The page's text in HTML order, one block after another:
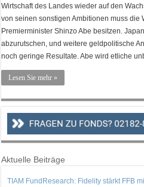
Wirtschaft des Landes wieder auf den
von seinen sonstigen Ambitionen muss die
Premierminister Shinzo Abe besitzen.
abzurutschen, und weitere geldpolitische
noch geringe Resultate. Abe wird etliche
Lesen Sie mehr »
Aktuelle Beiträge
TIAM FundResearch: Fidelity stärkt FFB